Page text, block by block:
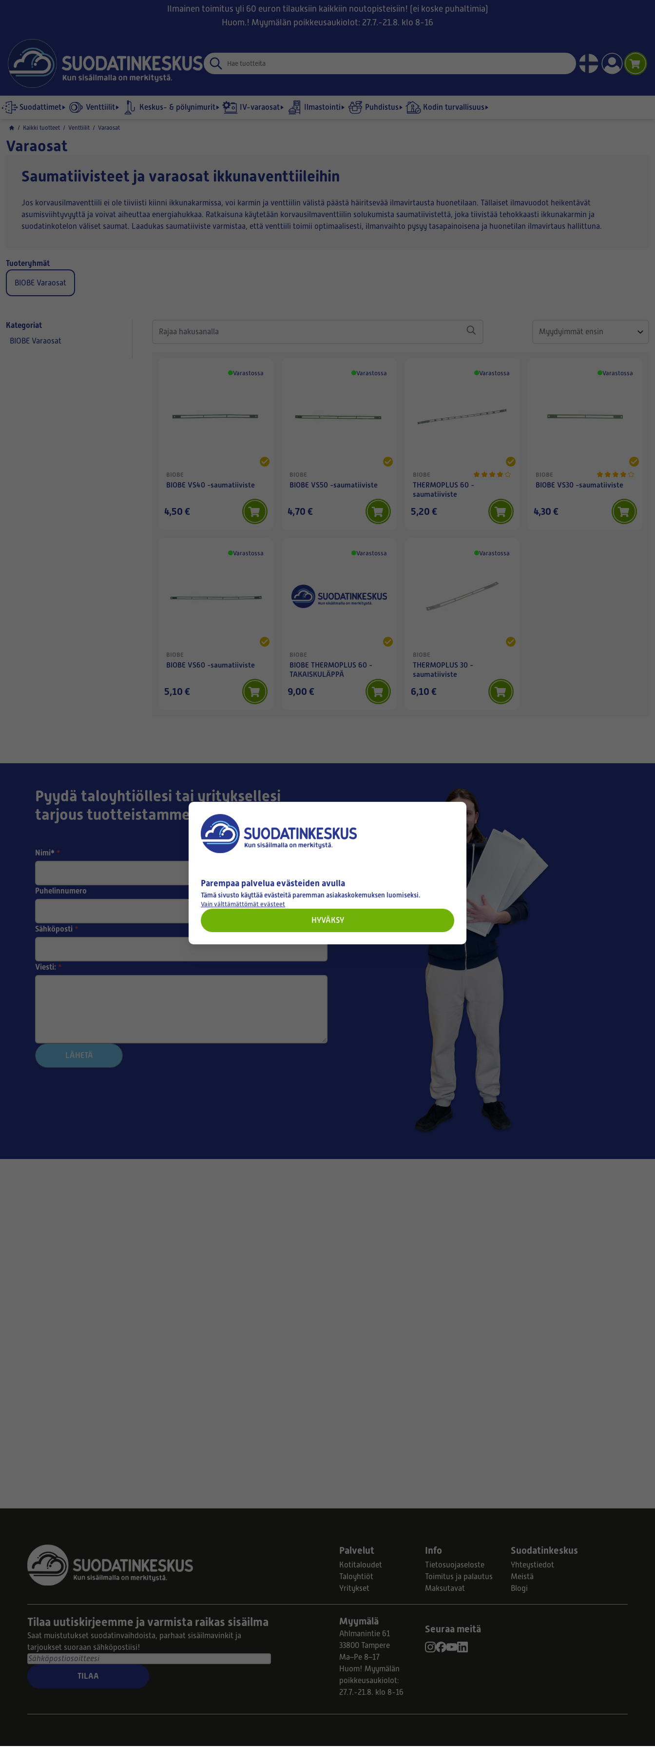
Ilmainen toimitus yli 60 euron tilauksiin kaikkiin noutopisteisiin! (ei koske puhaltimia)
Huom.! Myymälän poikkeusaukiolot: 27.7.-21.8. klo 8-16
Suodattimet Venttiilit Keskus- & pölynimurit IV-varaosat Ilmastointi Puhdistus Kodin turvallisuus
/ Kaikki tuotteet / Venttiilit / Varaosat
Varaosat
Saumatiivisteet ja varaosat ikkunaventtiileihin
Jos korvausilmaventtiili ei ole tiiviisti kiinni ikkunakarmissa, voi karmin ja venttiilin välistä päästä häiritsevää ilmavirtausta huonetilaan. Tällaiset ilmavuodot heikentävät
asumisviihtyvyyttä ja voivat aiheuttaa energiahukkaa. Ratkaisuna käytetään korvausilmaventtiilin solukumista saumatiivistettä, joka tiivistää tehokkaasti ikkunakarmin ja
suodatinkotelon väliset saumat. Laadukas saumatiiviste varmistaa, että venttiili toimii optimaalisesti, ilmanvaihto pysyy tasapainoisena ja huonetilan ilmavirtaus hallittuna.
Tuoteryhmät
BIOBE Varaosat
Kategoriat
BIOBE Varaosat
Varastossa
BIOBE
BIOBE VS40 -saumatiiviste
4,50 €
Varastossa
BIOBE
BIOBE VS50 -saumatiiviste
4,70 €
Varastossa
BIOBE
THERMOPLUS 60 -
saumatiiviste
5,20 €
Varastossa
BIOBE
BIOBE VS30 -saumatiiviste
4,30 €
Varastossa
BIOBE
BIOBE VS60 -saumatiiviste
5,10 €
Varastossa
BIOBE
BIOBE THERMOPLUS 60 -
TAKAISKULÄPPÄ
9,00 €
Varastossa
BIOBE
THERMOPLUS 30 -
saumatiiviste
6,10 €
Pyydä taloyhtiöllesi tai yrityksellesi
tarjous tuotteistamme!
Nimi* *
Puhelinnumero
Sähköposti *
Viesti: *
LÄHETÄ
Palvelut
Kotitaloudet
Taloyhtiöt
Yritykset
Info
Tietosuojaseloste
Toimitus ja palautus
Maksutavat
Suodatinkeskus
Yhteystiedot
Meistä
Blogi
Tilaa uutiskirjeemme ja varmista raikas sisäilma
Saat muistutukset suodatinvaihdoista, parhaat sisäilmavinkit ja
tarjoukset suoraan sähköpostiisi!
TILAA
Myymälä
Ahlmanintie 61
33800 Tampere
Ma–Pe 8–17
Huom! Myymälän
poikkeusaukiolot:
27.7.-21.8. klo 8-16
Seuraa meitä
Parempaa palvelua evästeiden avulla
Tämä sivusto käyttää evästeitä paremman asiakaskokemuksen luomiseksi.
Vain välttämättömät evästeet
HYVÄKSY